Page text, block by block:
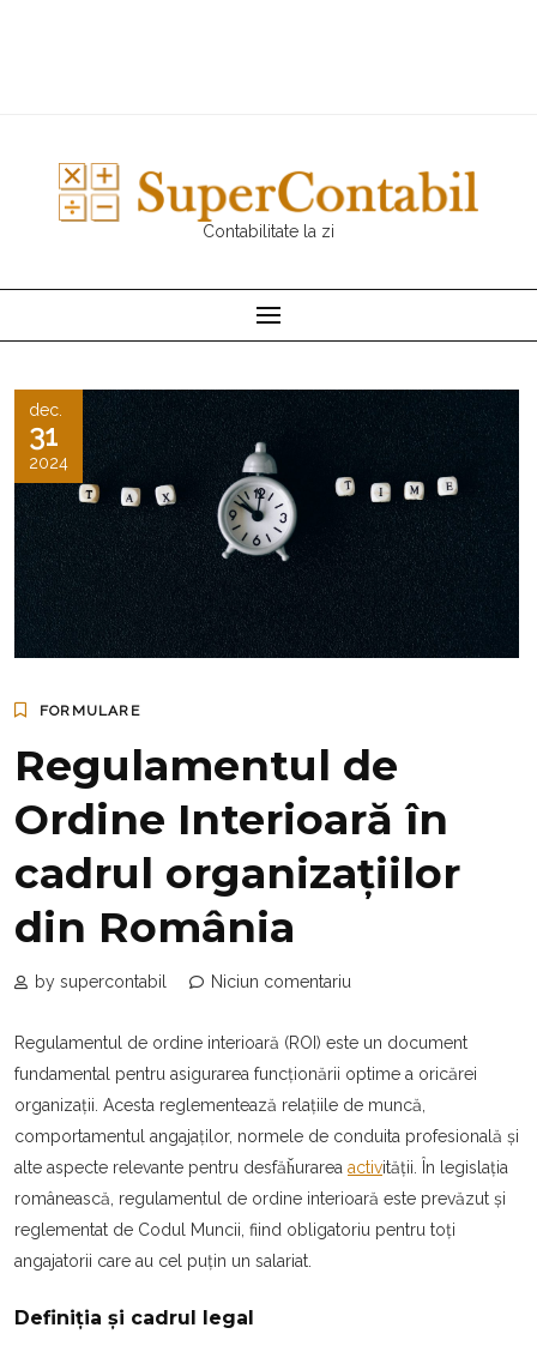
Contabilitate la zi
dec.
31
2024
FORMULARE
Regulamentul de
Ordine Interioară în
cadrul organizațiilor
din România
by supercontabil Niciun comentariu
Regulamentul de ordine interioară (ROI) este un document
fundamental pentru asigurarea funcționării optime a oricărei
organizații. Acesta reglementează relațiile de muncă,
comportamentul angajaților, normele de conduita profesională și
alte aspecte relevante pentru desfăȟurarea activității. În legislația
românească, regulamentul de ordine interioară este prevăzut și
reglementat de Codul Muncii, fiind obligatoriu pentru toți
angajatorii care au cel puțin un salariat.
Definiția și cadrul legal